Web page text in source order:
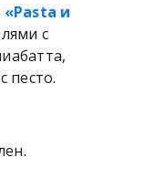
«Pasta и
с
песто.